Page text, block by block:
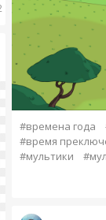
#времена года
#время
#мультики